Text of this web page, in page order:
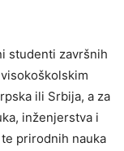
studenti završnih
ili Srbija, a za
inženjerstva i
prirodnih nauka